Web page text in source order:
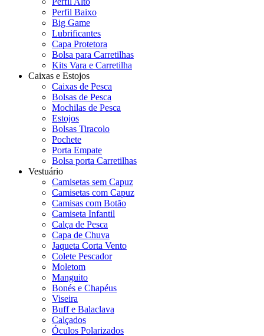
Perfil Baixo
Big Game
Lubrificantes
Capa Protetora
Bolsa para Carretilhas
Kits Vara e Carretilha
Caixas e Estojos
Caixas de Pesca
Bolsas de Pesca
Mochilas de Pesca
Estojos
Bolsas Tiracolo
Pochete
Porta Empate
Bolsa porta Carretilhas
Vestuário
Camisetas sem Capuz
Camisetas com Capuz
Camisas com Botão
Camiseta Infantil
Calça de Pesca
Capa de Chuva
Jaqueta Corta Vento
Colete Pescador
Moletom
Manguito
Bonés e Chapéus
Viseira
Buff e Balaclava
Calçados
Óculos Polarizados